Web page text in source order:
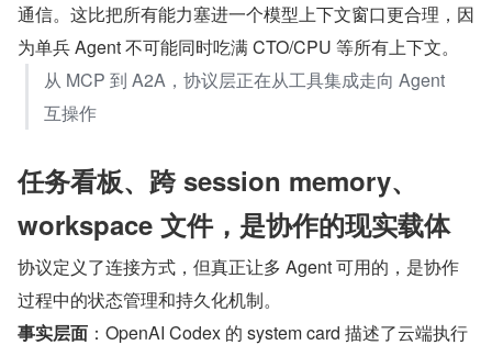
通信。这比把所有能力塞进一个模型上下文窗口更合理，因
为单兵 Agent 不可能同时吃满 CTO/CPU 等所有上下文。
从 MCP 到 A2A，协议层正在从工具集成走向 Agent
互操作
任务看板、跨 session memory、
workspace 文件，是协作的现实载体
协议定义了连接方式，但真正让多 Agent 可用的，是协作
过程中的状态管理和持久化机制。
事实层面 ：OpenAI Codex 的 system card 描述了云端执行